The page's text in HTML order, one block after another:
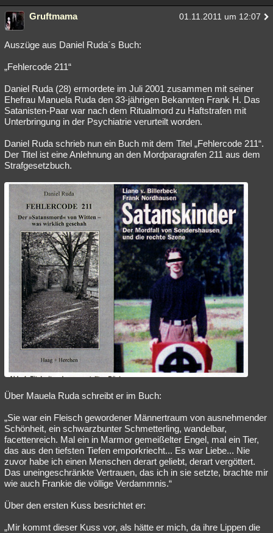
Gruftmama 01.11.2011 um 12:07
Auszüge aus Daniel Ruda´s Buch:
„Fehlercode 211“
Daniel Ruda (28) ermordete im Juli 2001 zusammen mit seiner
Ehefrau Manuela Ruda den 33-jährigen Bekannten Frank H. Das
Satanisten-Paar war nach dem Ritualmord zu Haftstrafen mit
Unterbringung in der Psychiatrie verurteilt worden.
Daniel Ruda schrieb nun ein Buch mit dem Titel „Fehlercode 211“.
Der Titel ist eine Anlehnung an den Mordparagrafen 211 aus dem
Strafgesetzbuch.
Über Mauela Ruda schreibt er im Buch:
„Sie war ein Fleisch gewordener Männertraum von ausnehmender
Schönheit, ein schwarzbunter Schmetterling, wandelbar,
facettenreich. Mal ein in Marmor gemeißelter Engel, mal ein Tier,
das aus den tiefsten Tiefen emporkriecht... Es war Liebe... Nie
zuvor habe ich einen Menschen derart geliebt, derart vergöttert.
Das uneingeschränkte Vertrauen, das ich in sie setzte, brachte mir
wie auch Frankie die völlige Verdammnis.“
Über den ersten Kuss besrichtet er:
„Mir kommt dieser Kuss vor, als hätte er mich, da ihre Lippen die